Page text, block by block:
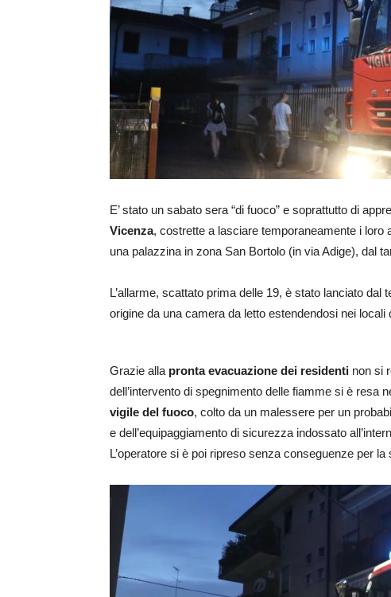
E’ stato un sabato sera “di fuoco” e soprattutto di
Vicenza, costrette a lasciare temporaneamente i loro
una palazzina in zona San Bortolo (in via Adige), dal
L’allarme, scattato prima delle 19, è stato lanciato
origine da una camera da letto estendendosi nei locali
Grazie alla pronta evacuazione dei residenti non si
dell’intervento di spegnimento delle fiamme si è resa
vigile del fuoco, colto da un malessere per un
e dell’equipaggiamento di sicurezza indossato
L’operatore si è poi ripreso senza conseguenze per